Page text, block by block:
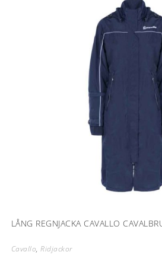
LÅNG REGNJACKA CAVALLO
Cavallo,Ridjackor